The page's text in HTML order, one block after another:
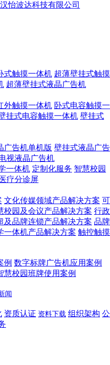
式触摸一体机 超薄壁挂式触摸
超薄壁挂式液晶广告机
外触摸一体机 卧式电容触摸一
挂式电容触摸一体机 壁挂式
广告机单机版 壁挂式液晶广告
视液晶广告机
一体机 定制化服务 智慧校园
医疗分诊屏
文化传媒领域产品解决方案 可
校园及会议产品解决方案 行政
及品牌连锁产品解决方案 品牌
一体机产品解决方案 触控触摸
例 数字标牌广告机应用案例
慧校园班牌使用案例
闻
资质认证 资料下载 组织架构 公